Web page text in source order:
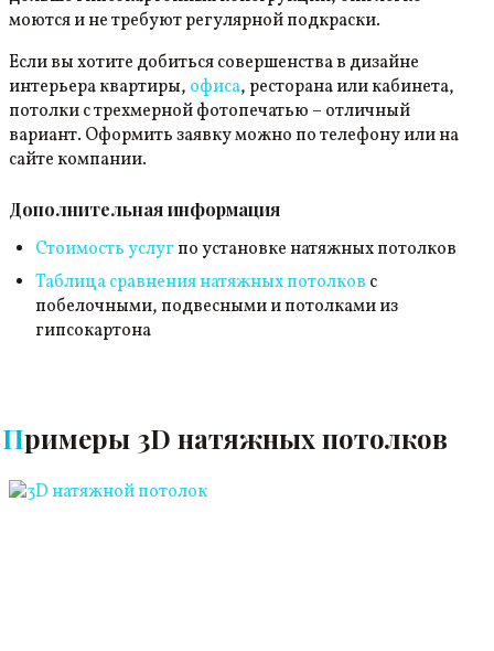
моются и не требуют регулярной подкраски.
Если вы хотите добиться совершенства в дизайне
интерьера квартиры, офиса, ресторана или кабинета,
потолки с трехмерной фотопечатью – отличный
вариант. Оформить заявку можно по телефону или на
сайте компании.
Дополнительная информация
Стоимость услугпо установке натяжных потолков
Таблица сравнения натяжных потолков с
побелочными, подвесными и потолками из
гипсокартона
Примеры 3D натяжных потолков